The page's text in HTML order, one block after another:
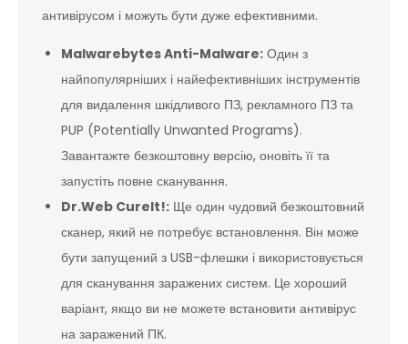
антивірусом і можуть бути дуже ефективними.
Malwarebytes Anti-Malware: Один з
найпопулярніших і найефективніших інструментів
для видалення шкідливого ПЗ, рекламного ПЗ та
PUP (Potentially Unwanted Programs).
Завантажте безкоштовну версію, оновіть її та
запустіть повне сканування.
Dr.Web CureIt!: Ще один чудовий безкоштовний
сканер, який не потребує встановлення. Він може
бути запущений з USB-флешки і використовується
для сканування заражених систем. Це хороший
варіант, якщо ви не можете встановити антивірус
на заражений ПК.